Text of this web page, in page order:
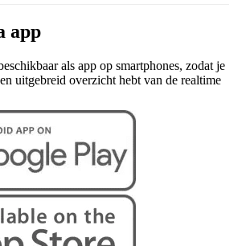
app
als app op smartphones, zodat je
uitgebreid overzicht hebt van de realtime